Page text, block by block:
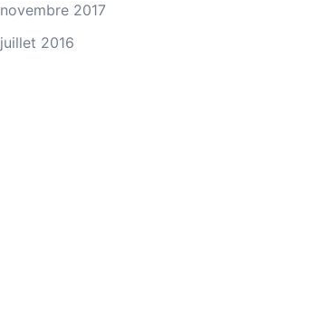
novembre 2017
juillet 2016